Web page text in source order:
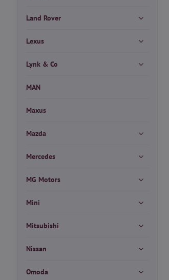
Land Rover
Lexus
Lynk & Co
MAN
Maxus
Mazda
Mercedes
MG Motors
Mini
Mitsubishi
Nissan
Omoda